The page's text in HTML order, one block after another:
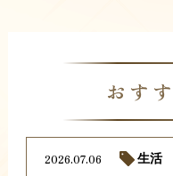
おす
2026.07.06 生活